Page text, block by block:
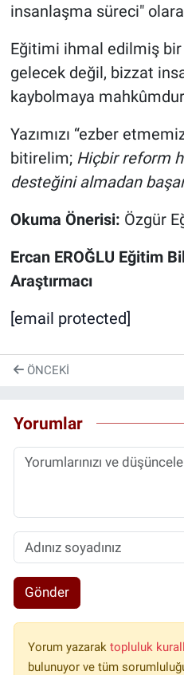
insanlaşma süreci"
Eğitimi ihmal edilmiş
gelecek değil, bizzat
kaybolmaya
Yazımızı “ezber
bitirelim; Hiçbir reform
desteğini almadan
Okuma Önerisi: Özgür
Ercan EROĞLU Eğitim
Araştırmacı
[email protected]
ÖNCEKI
Yorumlar
Gönder
Yorum yazarak topluluk
bulunuyor ve tüm